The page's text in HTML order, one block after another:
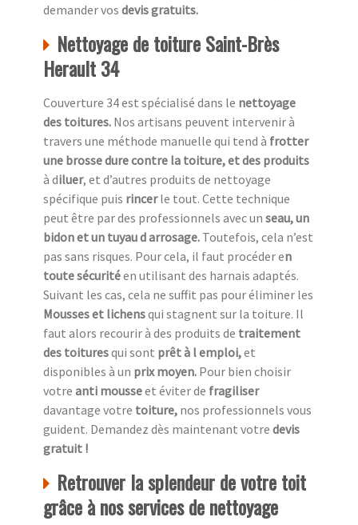
demander vos devis gratuits.
Nettoyage de toiture Saint-Brès
Herault 34
Couverture 34 est spécialisé dans le nettoyage
des toitures. Nos artisans peuvent intervenir à
travers une méthode manuelle qui tend à frotter
une brosse dure contre la toiture, et des produits
à diluer, et d’autres produits de nettoyage
spécifique puis rincerle tout. Cette technique
peut être par des professionnels avec un seau, un
bidon et un tuyau d arrosage. Toutefois, cela n’est
pas sans risques. Pour cela, il faut procéder en
toute sécuritéen utilisant des harnais adaptés.
Suivant les cas, cela ne suffit pas pour éliminer les
Mousses et lichensqui stagnent sur la toiture. Il
faut alors recourir à des produits de traitement
des toituresqui sont prêt à l emploi,et
disponibles à un prix moyen. Pour bien choisir
votre anti mousseet éviter de fragiliser
davantage votre toiture, nos professionnels vous
guident. Demandez dès maintenant votre devis
gratuit !
Retrouver la splendeur de votre toit
grâce à nos services de nettoyage